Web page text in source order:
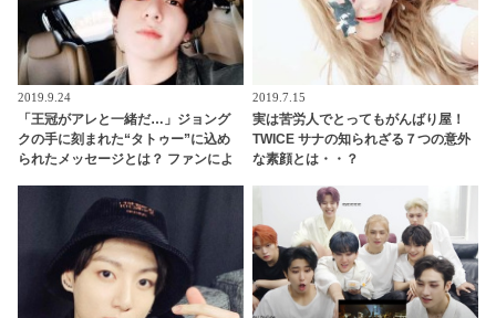
2019.9.24
「王冠がアレと一緒だ…」ジョング
クの手に刻まれた“タトゥー”に込め
られたメッセージとは？ ファンによ
2019.7.15
実は苦労人でとってもがんばり屋！
TWICE サナの知られざる７つの意外
な素顔とは・・？